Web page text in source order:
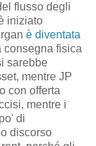
flusso degli
iniziato
è diventata
consegna fisica
sarebbe
mentre JP
con offerta
mentre i
di
discorso